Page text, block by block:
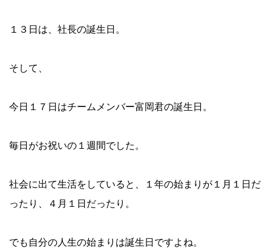
１３日は、社長の誕生日。
そして、
今日１７日はチームメンバー富岡君の誕生日。
毎日がお祝いの１週間でした。
社会に出て生活をしていると、１年の始まりが１月１日だ
ったり、４月１日だったり。
でも自分の人生の始まりは誕生日ですよね。